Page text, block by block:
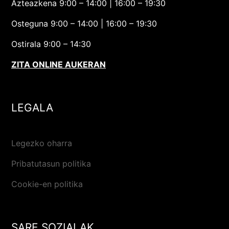
Azteazkena 9:00 – 14:00 | 16:00 – 19:30
Osteguna 9:00 – 14:00 | 16:00 – 19:30
Ostirala 9:00 – 14:30
ZITA ONLINE AUKERAN
LEGALA
Legezko oharra
Pribatutasun politika
Cookie-en politika